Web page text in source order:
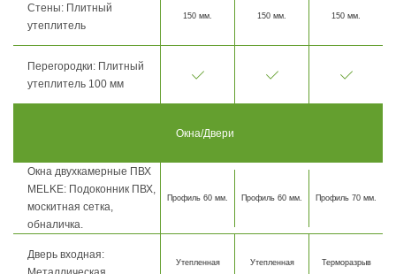
Стены: Плитный
утеплитель
150 мм. 150 мм. 150 мм.
Перегородки: Плитный
утеплитель 100 мм
Окна/Двери
Окна двухкамерные ПВХ
MELKE: Подоконник ПВХ,
москитная сетка,
обналичка.
Профиль 60 мм. Профиль 60 мм. Профиль 70 мм.
Дверь входная:
Утепленная Утепленная Терморазрыв